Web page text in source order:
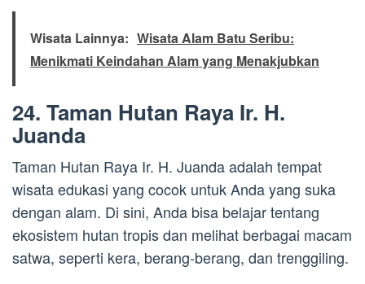
Wisata Lainnya: Wisata Alam Batu Seribu:
Menikmati Keindahan Alam yang Menakjubkan
24. Taman Hutan Raya Ir. H.
Juanda
Taman Hutan Raya Ir. H. Juanda adalah tempat
wisata edukasi yang cocok untuk Anda yang suka
dengan alam. Di sini, Anda bisa belajar tentang
ekosistem hutan tropis dan melihat berbagai macam
satwa, seperti kera, berang-berang, dan trenggiling.